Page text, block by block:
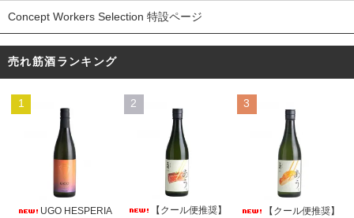
Concept Workers Selection 特設ページ
売れ筋酒ランキング
1
UGO HESPERIA
2
【クール便推奨】
3
【クール便推奨】